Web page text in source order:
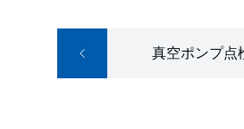
真空ポンプ点